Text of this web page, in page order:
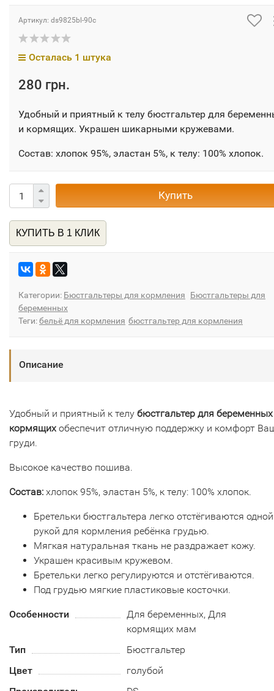
Артикул: ds9825bl-90c
Осталась 1 штука
280 грн.
Удобный и приятный к телу бюстгальтер для
и кормящих. Украшен шикарными кружевами.
Состав: хлопок 95%, эластан 5%, к телу: 100% хлопок.
Купить
КУПИТЬ В 1 КЛИК
Категории: Бюстгальтеры для кормления
Бюстгальтеры для
беременных
Теги:бельё для кормления бюстгальтер для кормления
Описание
Удобный и приятный к телу бюстгальтер для
кормящих обеспечит отличную поддержку и комфорт
груди.
Высокое качество пошива.
Состав: хлопок 95%, эластан 5%, к телу: 100% хлопок.
Бретельки бюстгальтера легко отстёгиваются одной
рукой для кормления ребёнка грудью.
Мягкая натуральная ткань не раздражает кожу.
Украшен красивым кружевом.
Бретельки легко регулируются и отстёгиваются.
Под грудью мягкие пластиковые косточки.
Особенности
Для беременных, Для
кормящих мам
Тип
Бюстгальтер
Цвет
голубой